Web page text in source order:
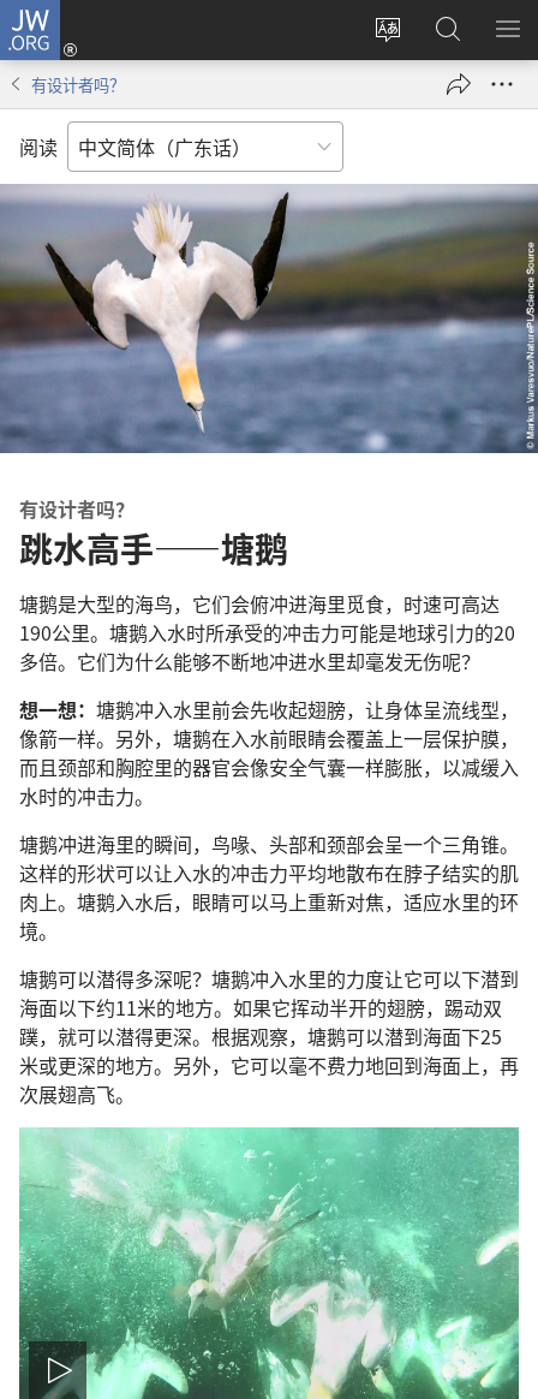
JW.ORG
更
言
登
录
（打
口）
搜
索
JW.ORG
显
有设计者吗？
阅读
有设计者吗？
跳水高手——塘鹅
塘鹅是大型的海鸟，它们会俯冲进海里觅食，时速可高达
190公里。塘鹅入水时所承受的冲击力可能是地球引力的20
多倍。它们为什么能够不断地冲进水里却毫发无伤呢？
想一想： 塘鹅冲入水里前会先收起翅膀，让身体呈流线型，
像箭一样。另外，塘鹅在入水前眼睛会覆盖上一层保护膜，
而且颈部和胸腔里的器官会像安全气囊一样膨胀，以减缓入
水时的冲击力。
塘鹅冲进海里的瞬间，鸟喙、头部和颈部会呈一个三角锥。
这样的形状可以让入水的冲击力平均地散布在脖子结实的肌
肉上。塘鹅入水后，眼睛可以马上重新对焦，适应水里的环
境。
塘鹅可以潜得多深呢？塘鹅冲入水里的力度让它可以下潜到
海面以下约11米的地方。如果它挥动半开的翅膀，踢动双
蹼，就可以潜得更深。根据观察，塘鹅可以潜到海面下25
米或更深的地方。另外，它可以毫不费力地回到海面上，再
次展翅高飞。